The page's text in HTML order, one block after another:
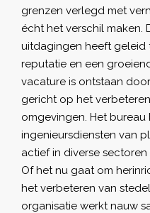
grenzen verlegd met
écht het verschil maken.
uitdagingen heeft geleid
reputatie en een
vacature is ontstaan
gericht op het
omgevingen. Het
ingenieursdiensten van
actief in diverse
Of het nu gaat om
het verbeteren van
organisatie werkt nauw